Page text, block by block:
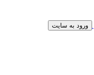
ورود به سایت